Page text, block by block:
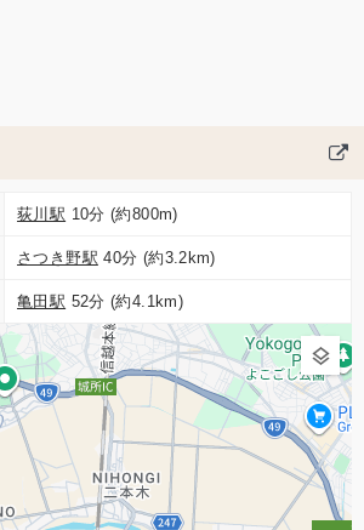
荻川駅 10分 (約800m)
さつき野駅 40分 (約3.2km)
亀田駅 52分 (約4.1km)